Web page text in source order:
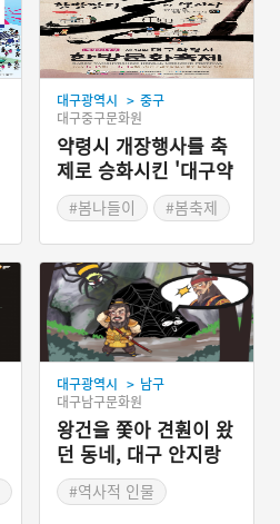
대구광역시 > 중구
대구중구문화원
약령시 개장행사를 축
제로 승화시킨 '대구약
령시 한방문화축제'
#봄나들이 #봄축제
대구광역시 > 남구
대구남구문화원
왕건을 쫓아 견훤이 왔
던 동네, 대구 안지랑
이#역사적 인물